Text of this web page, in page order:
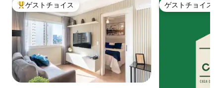
大好評のゲストチョイスです。
ゲストチョイス ゲストチョイス
ゲストチョイス